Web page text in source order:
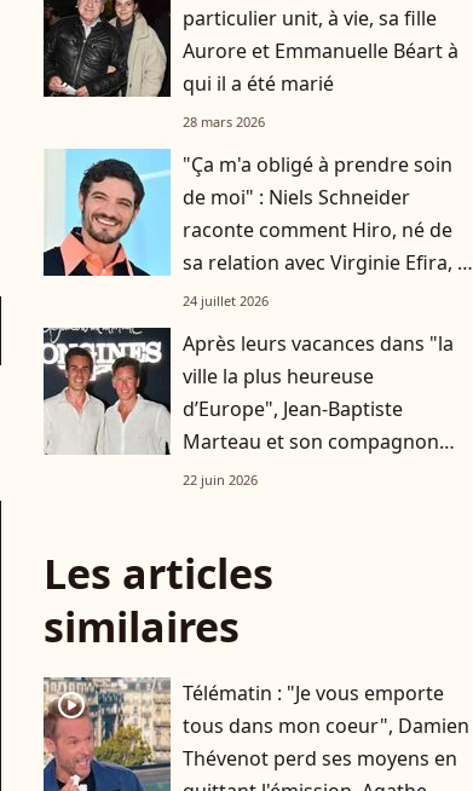
particulier unit, à vie, sa fille
Aurore et Emmanuelle Béart à
qui il a été marié
28 mars 2026
"Ça m'a obligé à prendre soin
de moi" : Niels Schneider
raconte comment Hiro, né de
sa relation avec Virginie Efira, a
changé sa vie
24 juillet 2026
Après leurs vacances dans "la
ville la plus heureuse
d’Europe", Jean-Baptiste
Marteau et son compagnon
Jean s’affichent à un événement
22 juin 2026
Les articles
similaires
player2
Télématin : "Je vous emporte
tous dans mon coeur", Damien
Thévenot perd ses moyens en